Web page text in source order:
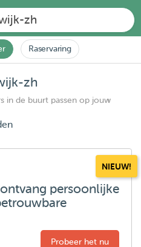
zh
Raservaring
zh
in de buurt passen op jouw
NIEUW!
persoonlijke
Probeer het nu